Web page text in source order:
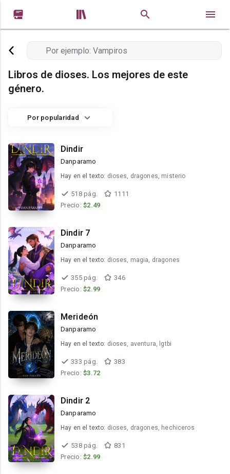
 
Libros de dioses. Los mejores de este
género.
Por popularidad
Dindir
Danparamo
Hay en el texto: dioses, dragones, misterio
518 pág.
1111
Precio: $2.49
Dindir 7
Danparamo
Hay en el texto: dioses, magia, dragones
355 pág.
346
Precio: $2.99
Merideón
Danparamo
Hay en el texto: dioses, aventura, lgtbi
333 pág.
383
Precio: $3.72
Dindir 2
Danparamo
Hay en el texto: dioses, dragones, hechiceros
538 pág.
831
Precio: $2.99